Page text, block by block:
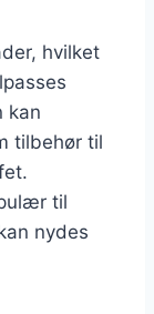
hvilket
kan
tilbehør til
til
nydes